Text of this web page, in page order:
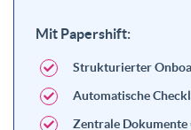
Mit Papershift:
Strukturierter
Automatische
Zentrale Dokumente